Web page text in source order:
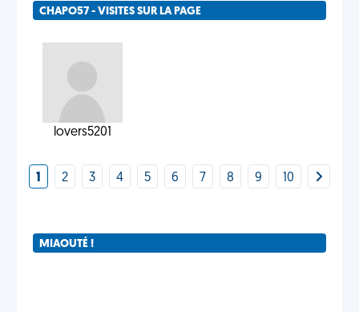
CHAPO57 - VISITES SUR LA PAGE
lovers5201
1 2 3 4 5 6 7 8 9 10
MIAOUTÉ !